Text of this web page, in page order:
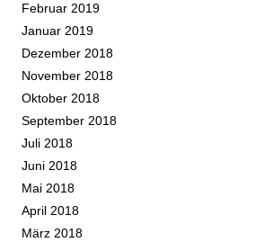
Februar 2019
Januar 2019
Dezember 2018
November 2018
Oktober 2018
September 2018
Juli 2018
Juni 2018
Mai 2018
April 2018
März 2018